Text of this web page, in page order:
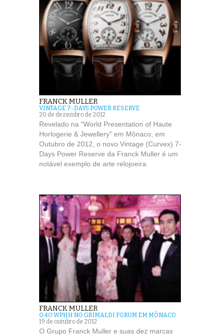
FRANCK MULLER
VINTAGE 7-DAYS POWER RESERVE
20 de dezembro de 2012
Revelado na "World Presentation of Haute
Horlogerie & Jewellery" em Mônaco, em
Outubro de 2012, o novo Vintage (Curvex) 7-
Days Power Reserve da Franck Muller é um
notável exemplo de arte relojoeira.
FRANCK MULLER
O 4O WPHH NO GRIMALDI FORUM EM MÔNACO
19 de outubro de 2012
O Grupo Franck Muller e suas dez marcas